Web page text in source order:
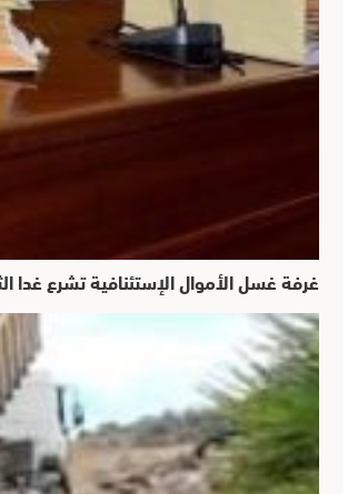
غرفة غسل الأموال الإستئنافية تشرع غدا